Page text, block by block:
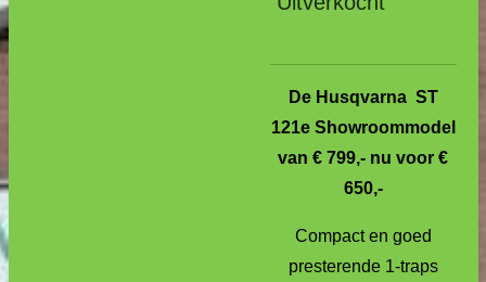
De Husqvarna ST
121e Showroommodel
van € 799,- nu voor €
650,-
Compact en goed
presterende 1-traps